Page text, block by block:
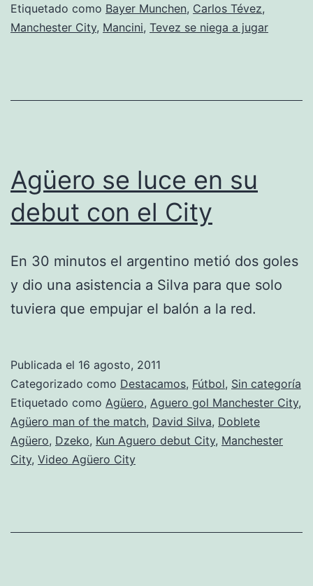
Etiquetado como Bayer Munchen, Carlos Tévez,
Manchester City, Mancini, Tevez se niega a jugar
Agüero se luce en su
debut con el City
En 30 minutos el argentino metió dos goles
y dio una asistencia a Silva para que solo
tuviera que empujar el balón a la red.
Publicada el 16 agosto, 2011
Categorizado como Destacamos, Fútbol, Sin categoría
Etiquetado como Agüero, Aguero gol Manchester City,
Agüero man of the match, David Silva, Doblete
Agüero, Dzeko, Kun Aguero debut City, Manchester
City, Video Agüero City